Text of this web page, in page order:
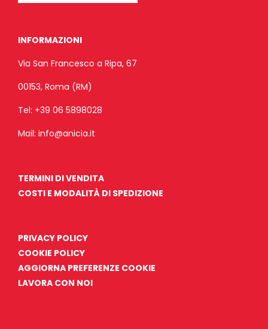
INFORMAZIONI
Via San Francesco a Ripa, 67
00153, Roma (RM)
Tel: +39 06 5898028
Mail: info@anicia.it
TERMINI DI VENDITA
COSTI E MODALITÀ DI SPEDIZIONE
PRIVACY POLICY
COOKIE POLICY
AGGIORNA PREFERENZE COOKIE
LAVORA CON NOI